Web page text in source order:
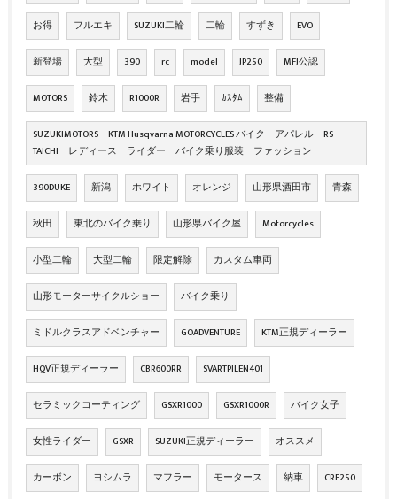
お得 フルエキ SUZUKI二輪 二輪 すずき EVO
新登場 大型 390 rc model JP250 MFJ公認
MOTORS 鈴木 R1000R 岩手 ｶｽﾀﾑ 整備
SUZUKIMOTORS KTM Husqvarna MOTORCYCLES バイク アパレル RS
TAICHI レディース ライダー バイク乗り服装 ファッション
390DUKE 新潟 ホワイト オレンジ 山形県酒田市 青森
秋田 東北のバイク乗り 山形県バイク屋 Motorcycles
小型二輪 大型二輪 限定解除 カスタム車両
山形モーターサイクルショー バイク乗り
ミドルクラスアドベンチャー GOADVENTURE KTM正規ディーラー
HQV正規ディーラー CBR600RR SVARTPILEN401
セラミックコーティング GSXR1000 GSXR1000R バイク女子
女性ライダー GSXR SUZUKI正規ディーラー オススメ
カーボン ヨシムラ マフラー モータース 納車 CRF250